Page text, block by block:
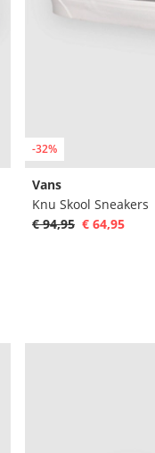
-32%
Vans
Knu Skool Sneakers
€ 94,95 € 64,95